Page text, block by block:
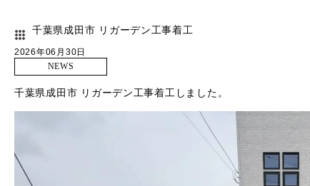
千葉県成田市 リガーデン工事着工
2026年06月30日
NEWS
千葉県成田市 リガーデン工事着工しました。